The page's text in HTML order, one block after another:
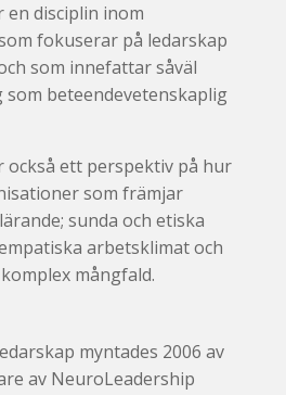
disciplin inom
fokuserar på ledarskap
som innefattar såväl
beteendevetenskaplig
också ett perspektiv på hur
som främjar
sunda och etiska
arbetsklimat och
mångfald.
myntades 2006 av
av NeuroLeadership